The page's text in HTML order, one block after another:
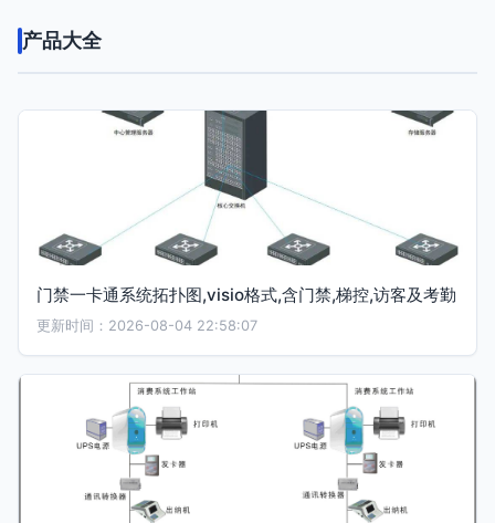
产品大全
门禁一卡通系统拓扑图,visio格式,含门禁,梯控,访客及考勤
更新时间：2026-08-04 22:58:07